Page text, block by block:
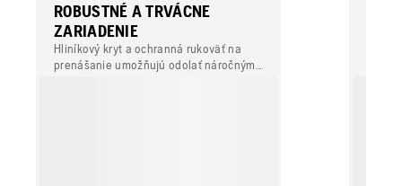
ROBUSTNÉ A TRVÁCNE
ZARIADENIE
Hliníkový kryt a ochranná rukoväť na
prenášanie umožňujú odolať náročným